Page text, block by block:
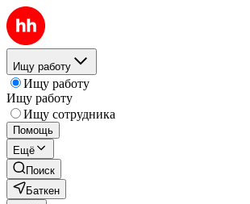
Ищу работу
Ищу работу
Ищу работу
Ищу сотрудника
Помощь
Ещё
Поиск
Баткен